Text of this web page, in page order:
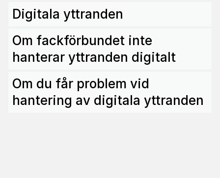
Digitala yttranden
Om fackförbundet inte
hanterar yttranden digitalt
Om du får problem vid
hantering av digitala yttranden